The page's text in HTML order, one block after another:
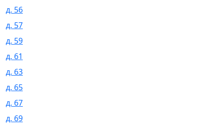
д. 56
д. 57
д. 59
д. 61
д. 63
д. 65
д. 67
д. 69